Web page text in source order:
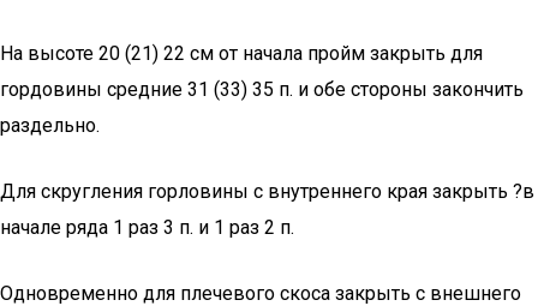
На высоте 20 (21) 22 см от начала пройм закрыть для
гордовины средние 31 (33) 35 п. и обе стороны закончить
раздельно.
Для скругления горловины с внутреннего края закрыть ?в
начале ряда 1 раз 3 п. и 1 раз 2 п.
Одновременно для плечевого скоса закрыть с внешнего